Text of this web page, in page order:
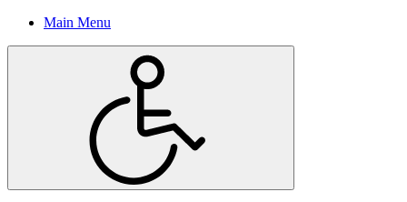
Main Menu